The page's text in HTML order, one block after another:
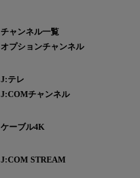
チャンネル一覧
オプションチャンネル
J:テレ
J:COMチャンネル
ケーブル4K
J:COM STREAM